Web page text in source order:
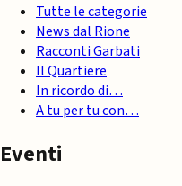
Tutte le categorie
News dal Rione
Racconti Garbati
Il Quartiere
In ricordo di…
A tu per tu con…
Eventi